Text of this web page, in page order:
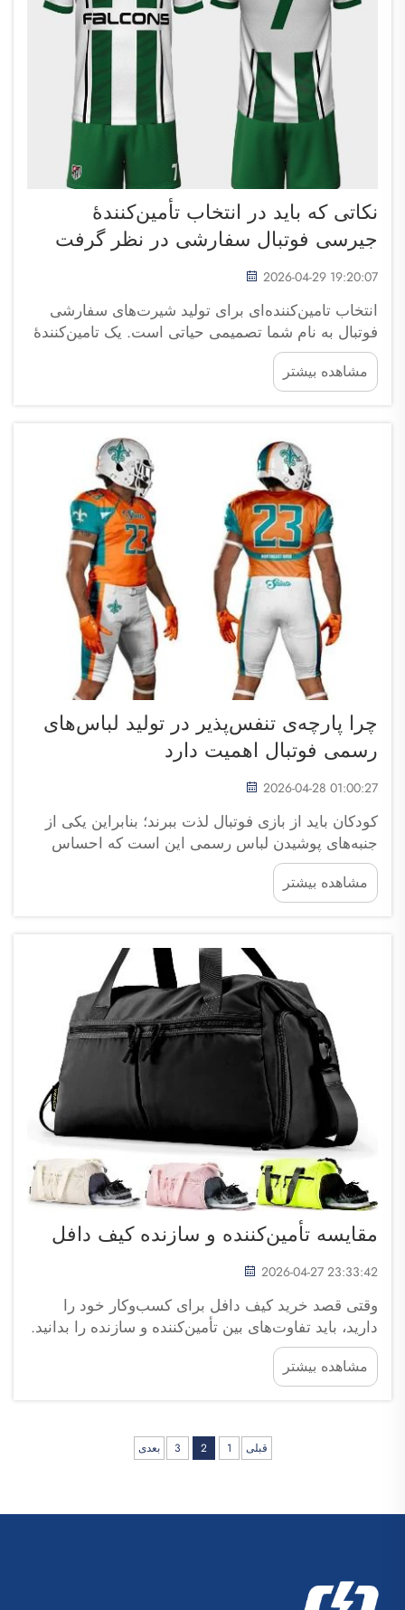
نکاتی که باید در انتخاب تأمین‌کنندهٔ
جیرسی فوتبال سفارشی در نظر گرفت
2026-04-29 19:20:07
انتخاب تامین‌کننده‌ای برای تولید شیرت‌های سفارشی
فوتبال به نام شما تصمیمی حیاتی است. یک تامین‌کنندهٔ
قابل اعتماد می‌تواند شیرت‌های شما را هم زیبا و هم
راحت از نظر پوشیدن بسازد. آیا این شیرت‌ها برای تیم
شما، مدرسه یا یک باشگاه تهیه می‌شوند، در هر صورت
مشاهده بیشتر
چرا پارچه‌ی تنفس‌پذیر در تولید لباس‌های
رسمی فوتبال اهمیت دارد
2026-04-28 01:00:27
کودکان باید از بازی فوتبال لذت ببرند؛ بنابراین یکی از
جنبه‌های پوشیدن لباس رسمی این است که احساس
خوبی ایجاد کند. آنچه من در مورد مواد اولیه‌ای که در
تولید این لباس‌ها به کار می‌روند مهم می‌دانم، قابلیت
تنفس‌پذیری آن‌هاست، شرکت تجارتی فوجو
مشاهده بیشتر
مقایسه تأمین‌کننده و سازنده کیف دافل
2026-04-27 23:33:42
وقتی قصد خرید کیف دافل برای کسب‌وکار خود را
دارید، باید تفاوت‌های بین تأمین‌کننده و سازنده را بدانید.
تأمین‌کنندگان شرکت‌هایی هستند که کالاها را
می‌فروشند، در حالی که سازندگان آن‌ها را تولید می‌کنند.
فوجوو سایپولانگ تریدینگ انتخاب مناسبی برای
مشاهده بیشتر
قبلی 1
2
3 بعدی